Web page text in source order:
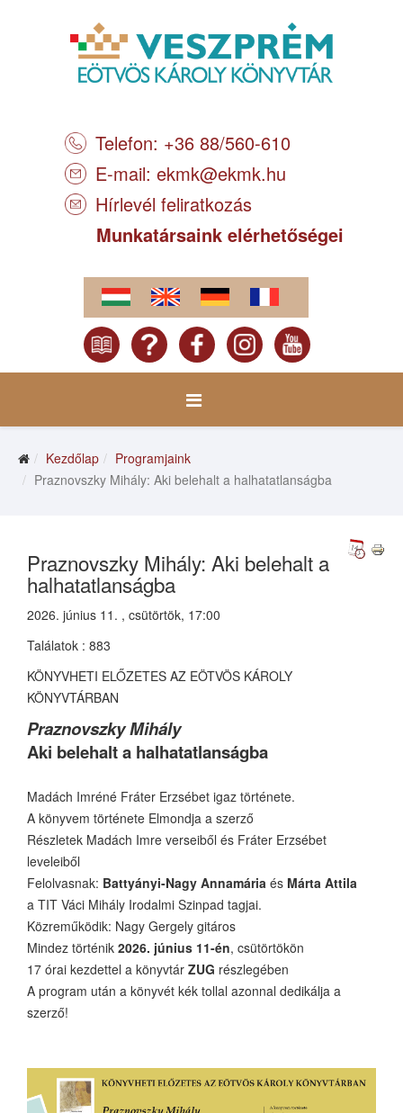
Telefon: +36 88/560-610
E-mail: ekmk@ekmk.hu
Hírlevél feliratkozás
Munkatársaink elérhetőségei
Kezdőlap
Programjaink
Praznovszky Mihály: Aki belehalt a halhatatlanságba
Praznovszky Mihály: Aki belehalt a
halhatatlanságba
2026. június 11. , csütörtök, 17:00
Találatok : 883
KÖNYVHETI ELŐZETES AZ EÖTVÖS KÁROLY
KÖNYVTÁRBAN
Praznovszky Mihály
Aki belehalt a halhatatlanságba
Madách Imréné Fráter Erzsébet igaz története.
A könyvem története Elmondja a szerző
Részletek Madách Imre verseiből és Fráter Erzsébet
leveleiből
Felolvasnak: Battyányi-Nagy Annamária és Márta Attila
a TIT Váci Mihály Irodalmi Szinpad tagjai.
Közreműködik: Nagy Gergely gitáros
Mindez történik 2026. június 11-én, csütörtökön
17 órai kezdettel a könyvtár ZUG részlegében
A program után a könyvét kék tollal azonnal dedikálja a
szerző!